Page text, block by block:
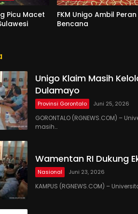
Picu Macet
FKM Unigo Ambil Peran
Bencana
Unigo Klaim Masih
Dulamayo
Provinsi Gorontalo Juni 25, 2026
GORONTALO (RGNEWS.COM) –
masih…
Wamentan RI Dukung
Nasional Juni 23, 2026
KAMPUS (RGNEWS.COM) –